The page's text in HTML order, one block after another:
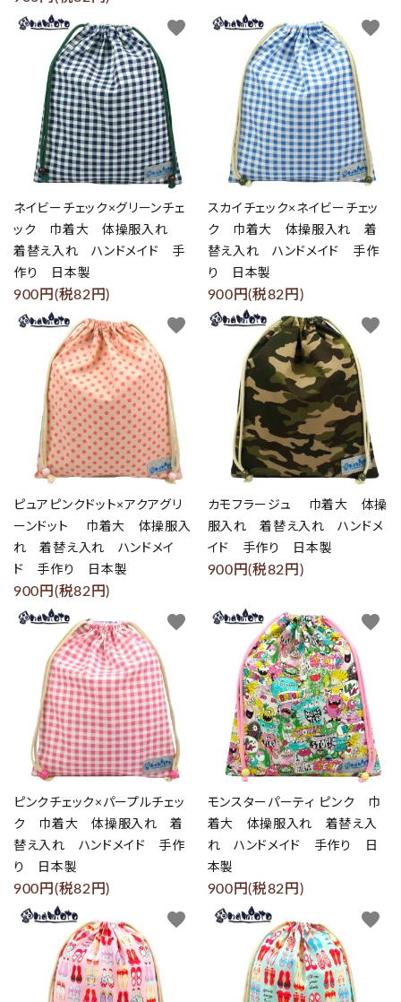
ネイビーチェック×グリーンチェ
ック 巾着大 体操服入れ
着替え入れ ハンドメイド 手
作り 日本製
900円(税82円)
favorite
スカイチェック×ネイビーチェッ
ク 巾着大 体操服入れ 着
替え入れ ハンドメイド 手作
り 日本製
900円(税82円)
favorite
ピュアピンクドット×アクアグリ
ーンドット 巾着大 体操服入
れ 着替え入れ ハンドメイ
ド 手作り 日本製
900円(税82円)
favorite
カモフラージュ 巾着大 体操
服入れ 着替え入れ ハンドメ
イド 手作り 日本製
900円(税82円)
favorite
ピンクチェック×パープルチェッ
ク 巾着大 体操服入れ 着
替え入れ ハンドメイド 手作
り 日本製
900円(税82円)
favorite
モンスターパーティ ピンク 巾
着大 体操服入れ 着替え入
れ ハンドメイド 手作り 日
本製
900円(税82円)
favorite
favorite favorite